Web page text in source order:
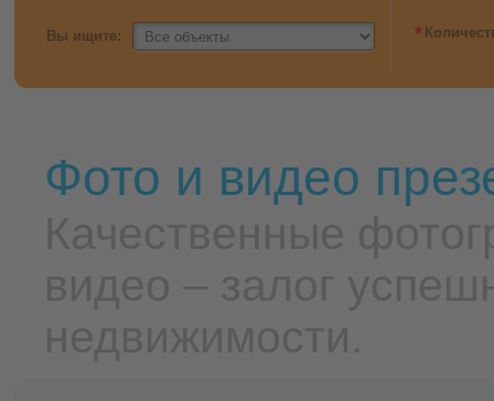
Вы ищите: *
Фото и видео